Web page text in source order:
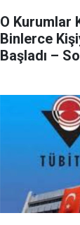
O Kurumlar
Binlerce
Başladı –